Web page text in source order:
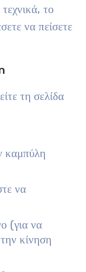
το
να πείσετε
τη σελίδα
καμπύλη
να
(για να
κίνηση